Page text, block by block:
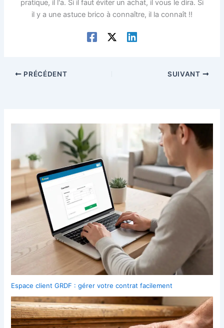
pratique, il l'a. Si il faut éviter un achat, il vous le dira. Si
il y a une astuce brico à connaître, il la connaît !!
PRÉCÉDENT SUIVANT
Espace client GRDF : gérer votre contrat facilement